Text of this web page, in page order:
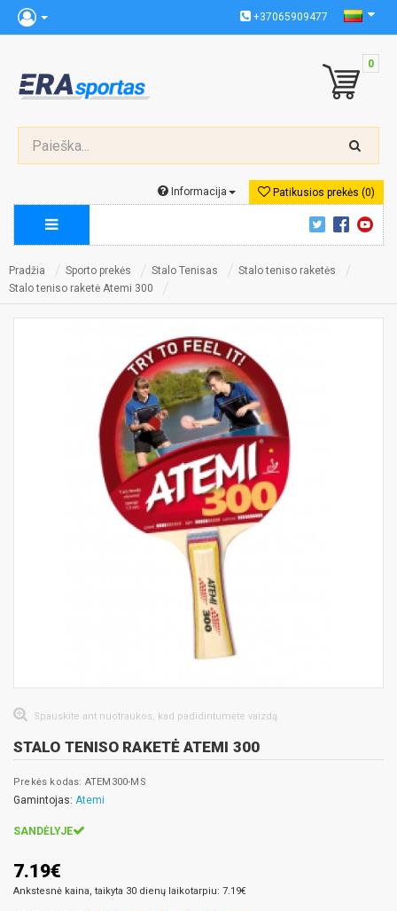
+37065909477
0
Patikusios prekės (0)
Informacija
Pradžia Sporto prekės Stalo Tenisas
Stalo teniso raketės
Stalo teniso raketė Atemi 300
Spauskite ant nuotraukos, kad padidintumėte vaizdą
STALO TENISO RAKETĖ ATEMI 300
Prekės kodas: ATEM300-MS
Gamintojas: Atemi
SANDĖLYJE
7.19€
Ankstesnė kaina, taikyta 30 dienų laikotarpiu: 7.19€